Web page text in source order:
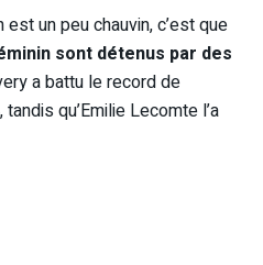
un peu chauvin, c’est que
sont détenus par des
a battu le record de
qu’Emilie Lecomte l’a